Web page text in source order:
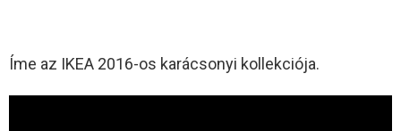
Íme az IKEA 2016-os karácsonyi kollekciója.